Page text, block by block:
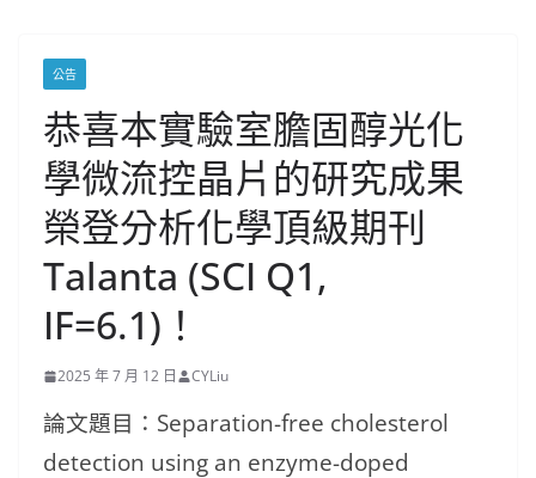
公告
恭喜本實驗室膽固醇光化
學微流控晶片的研究成果
榮登分析化學頂級期刊
Talanta (SCI Q1,
IF=6.1)！
2025 年 7 月 12 日 CYLiu
論文題目：Separation-free cholesterol
detection using an enzyme-doped